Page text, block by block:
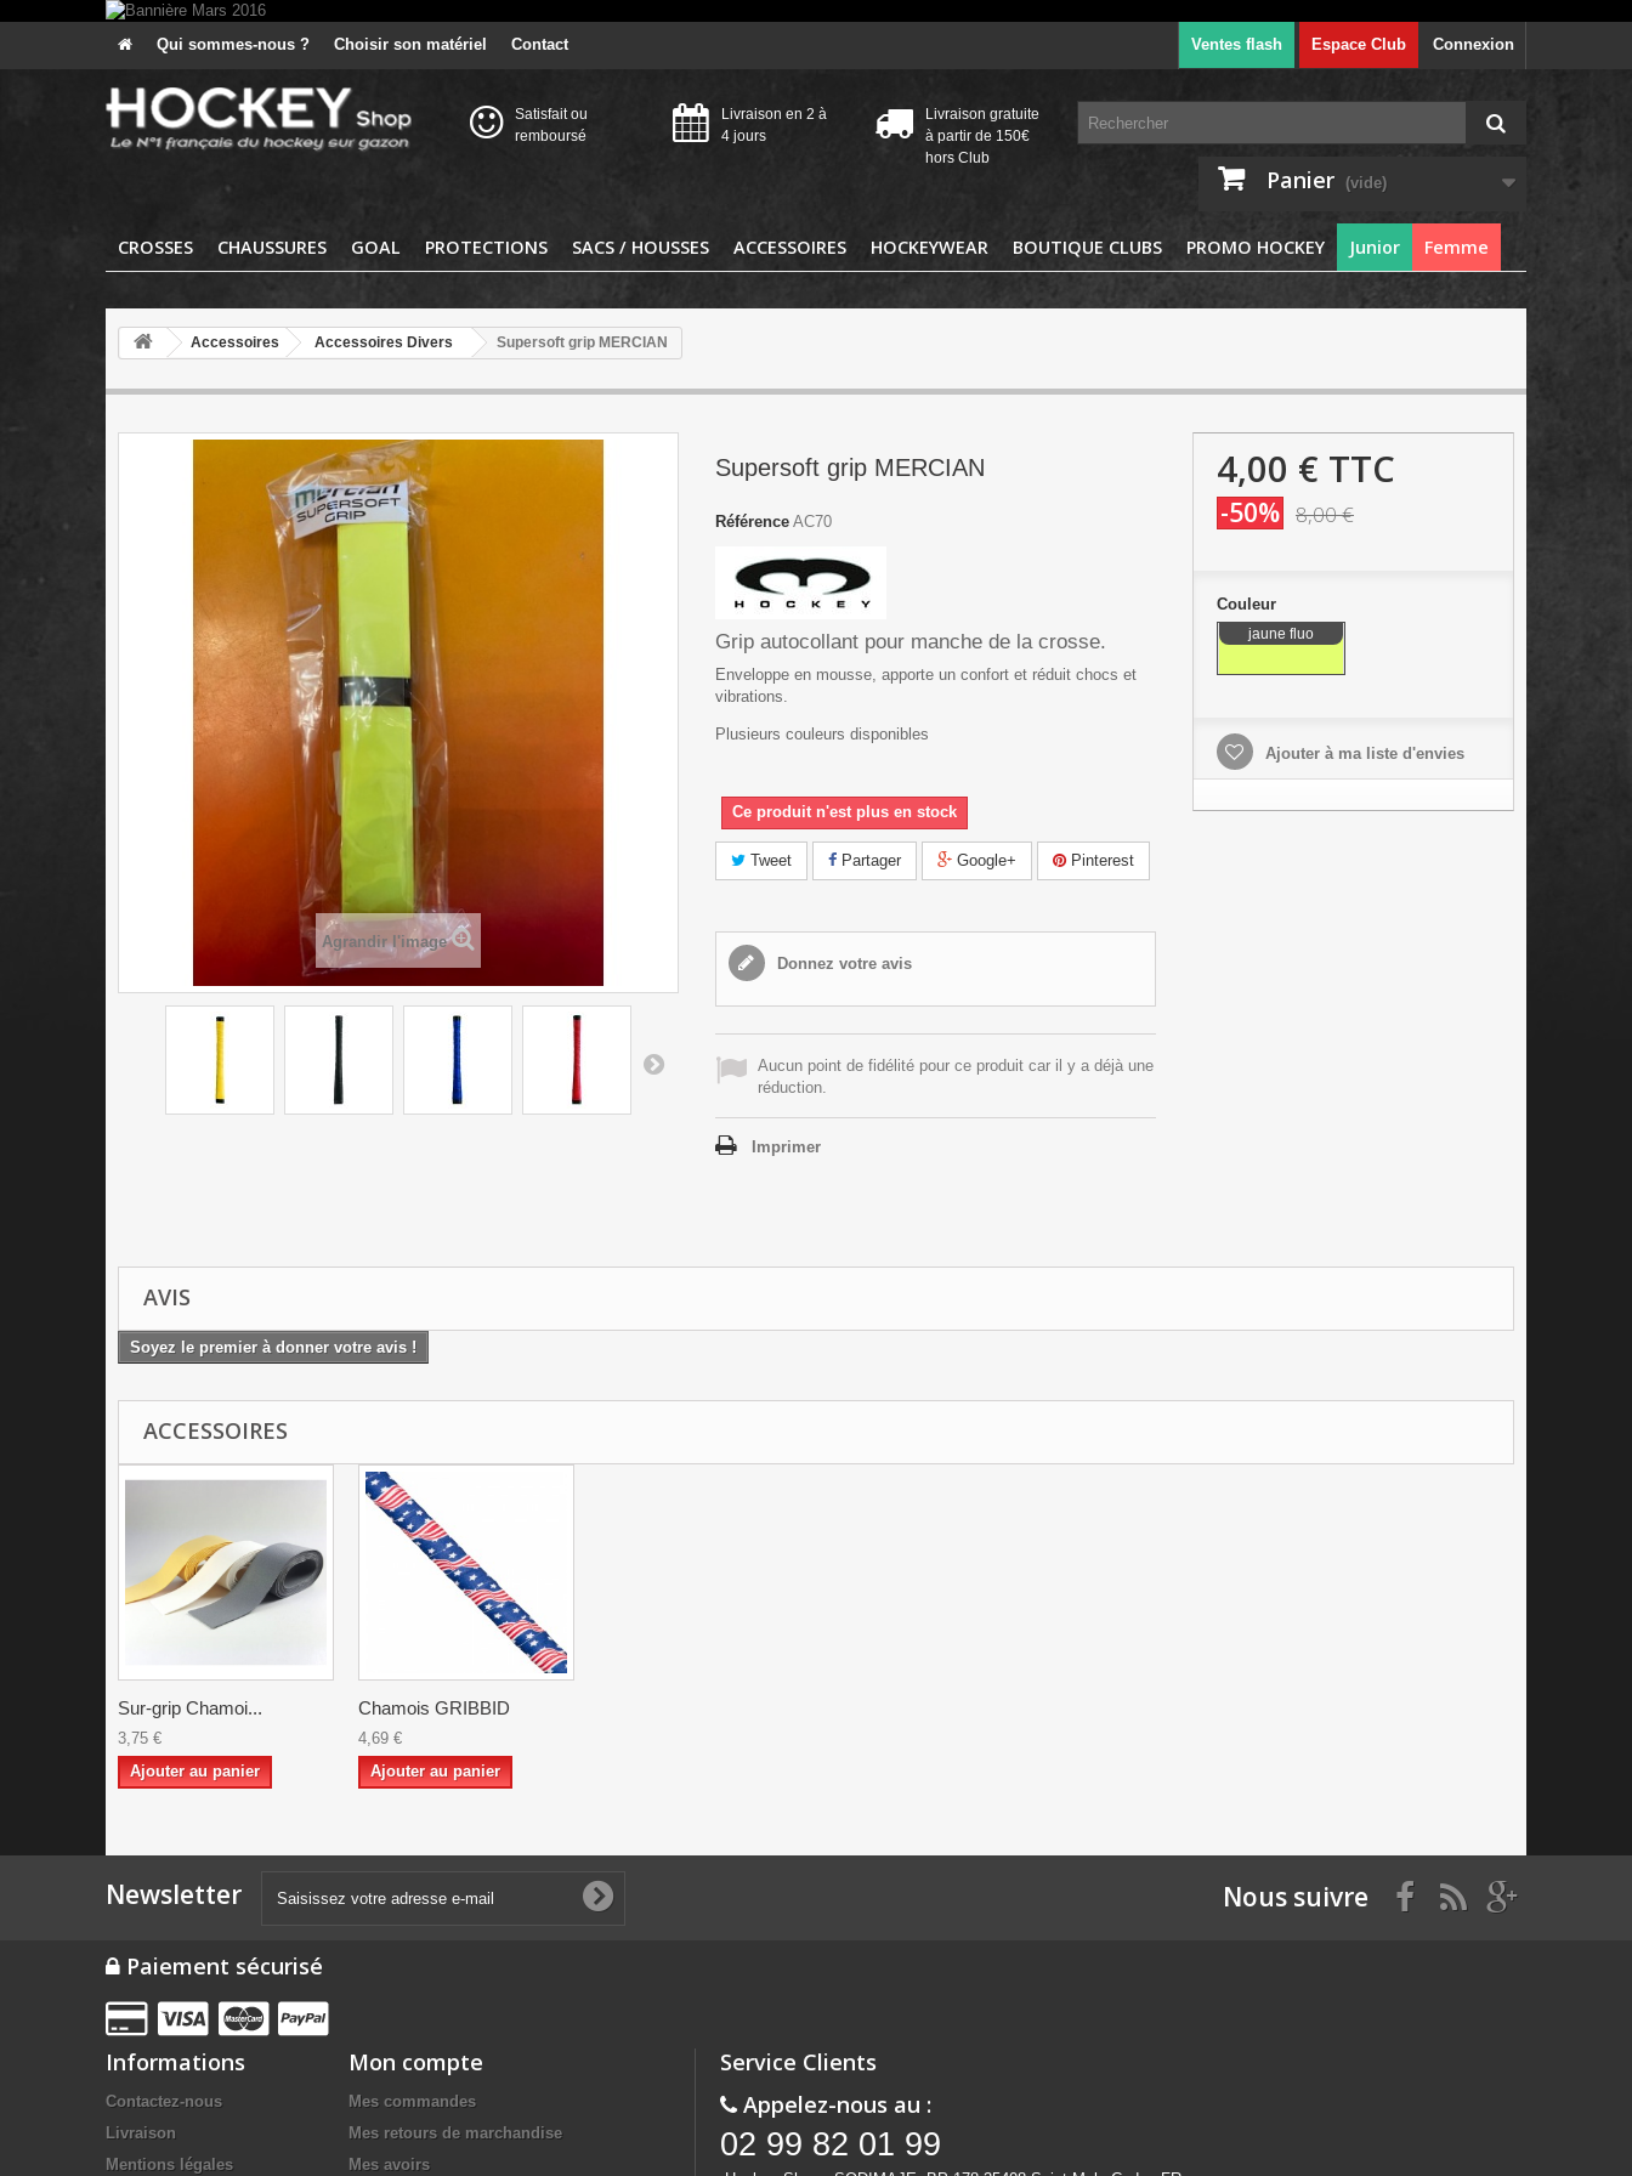
Qui sommes-nous ? Choisir son matériel Contact Ventes flash Espace Club Connexion
Satisfait ou
remboursé
Livraison en 2 à
4 jours
Livraison gratuite
à partir de 150€
hors Club
Panier (vide)
CROSSES CHAUSSURES GOAL PROTECTIONS SACS / HOUSSES ACCESSOIRES HOCKEYWEAR BOUTIQUE CLUBS PROMO HOCKEY Junior Femme
Accessoires Accessoires Divers Supersoft grip MERCIAN
Agrandir l'image
Supersoft grip MERCIAN
Référence AC70
Grip autocollant pour manche de la crosse.
Enveloppe en mousse, apporte un confort et réduit chocs et
vibrations.
Plusieurs couleurs disponibles
Ce produit n'est plus en stock
Tweet Partager Google+ Pinterest
Donnez votre avis
Aucun point de fidélité pour ce produit car il y a déjà une
réduction.
Imprimer
4,00 € TTC
-50% 8,00 €
Couleur
jaune fluo
Ajouter à ma liste d'envies
AVIS
Soyez le premier à donner votre avis !
ACCESSOIRES
Sur-grip Chamoi...
3,75 €
Ajouter au panier
Chamois GRIBBID
4,69 €
Ajouter au panier
Newsletter Nous suivre
Paiement sécurisé
Informations
Contactez-nous
Livraison
Mentions légales
Mon compte
Mes commandes
Mes retours de marchandise
Mes avoirs
Service Clients
Appelez-nous au :
02 99 82 01 99